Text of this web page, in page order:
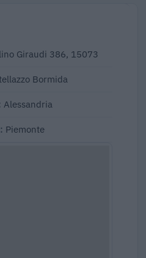
Giraudi 386, 15073
Bormida
Alessandria
Piemonte